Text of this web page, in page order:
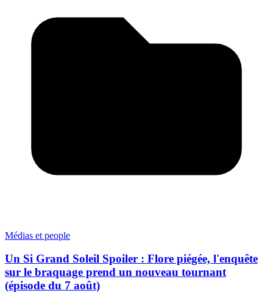
Médias et people
Un Si Grand Soleil Spoiler : Flore piégée, l'enquête
sur le braquage prend un nouveau tournant
(épisode du 7 août)